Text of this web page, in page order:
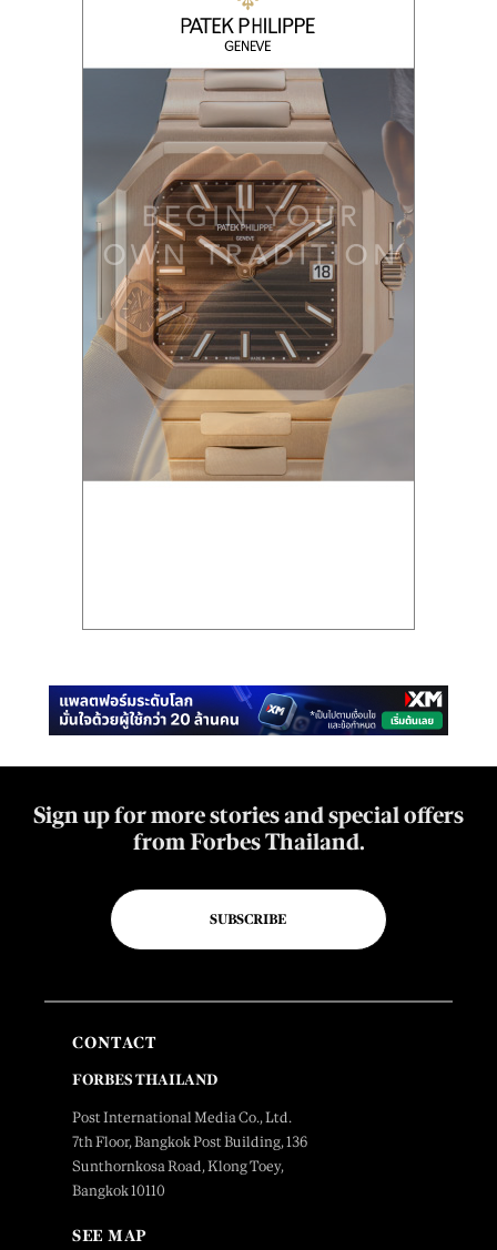
Sign up for more stories and special offers
from Forbes Thailand.
SUBSCRIBE
CONTACT
FORBES THAILAND
Post International Media Co., Ltd.
7th Floor, Bangkok Post Building, 136
Sunthornkosa Road, Klong Toey,
Bangkok 10110
SEE MAP